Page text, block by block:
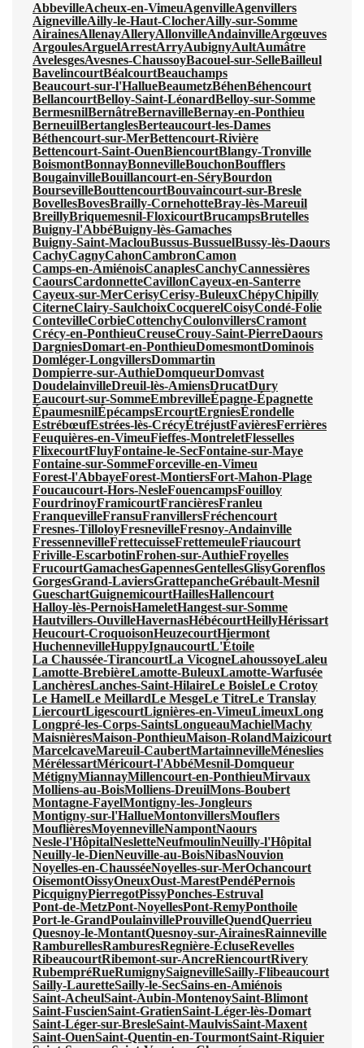
AbbevilleAcheux-en-VimeuAgenvilleAgenvillers
AignevilleAilly-le-Haut-ClocherAilly-sur-Somme
AirainesAllenayAlleryAllonvilleAndainvilleArgœuves
ArgoulesArguelArrestArryAubignyAultAumâtre
AvelesgesAvesnes-ChaussoyBacouel-sur-SelleBailleul
BavelincourtBéalcourtBeauchamps
Beaucourt-sur-l'HallueBeaumetzBéhenBéhencourt
BellancourtBelloy-Saint-LéonardBelloy-sur-Somme
BermesnilBernâtreBernavilleBernay-en-Ponthieu
BerneuilBertanglesBerteaucourt-les-Dames
Béthencourt-sur-MerBettencourt-Rivière
Bettencourt-Saint-OuenBiencourtBlangy-Tronville
BoismontBonnayBonnevilleBouchonBoufflers
BougainvilleBouillancourt-en-SéryBourdon
BoursevilleBouttencourtBouvaincourt-sur-Bresle
BovellesBovesBrailly-CornehotteBray-lès-Mareuil
BreillyBriquemesnil-FloxicourtBrucampsBrutelles
Buigny-l'AbbéBuigny-lès-Gamaches
Buigny-Saint-MaclouBussus-BussuelBussy-lès-Daours
CachyCagnyCahonCambronCamon
Camps-en-AmiénoisCanaplesCanchyCannessières
CaoursCardonnetteCavillonCayeux-en-Santerre
Cayeux-sur-MerCerisyCerisy-BuleuxChépyChipilly
CiterneClairy-SaulchoixCocquerelCoisyCondé-Folie
ContevilleCorbieCottenchyCoulonvillersCramont
Crécy-en-PonthieuCreuseCrouy-Saint-PierreDaours
DargniesDomart-en-PonthieuDomesmontDominois
Domléger-LongvillersDommartin
Dompierre-sur-AuthieDomqueurDomvast
DoudelainvilleDreuil-lès-AmiensDrucatDury
Eaucourt-sur-SommeEmbrevilleÉpagne-Épagnette
ÉpaumesnilÉpécampsErcourtErgniesÉrondelle
EstrébœufEstrées-lès-CrécyÉtréjustFavièresFerrières
Feuquières-en-VimeuFieffes-MontreletFlesselles
FlixecourtFluyFontaine-le-SecFontaine-sur-Maye
Fontaine-sur-SommeForceville-en-Vimeu
Forest-l'AbbayeForest-MontiersFort-Mahon-Plage
Foucaucourt-Hors-NesleFouencampsFouilloy
FourdrinoyFramicourtFrancièresFranleu
FranquevilleFransuFranvillersFréchencourt
Fresnes-TilloloyFresnevilleFresnoy-Andainville
FressennevilleFrettecuisseFrettemeuleFriaucourt
Friville-EscarbotinFrohen-sur-AuthieFroyelles
FrucourtGamachesGapennesGentellesGlisyGorenflos
GorgesGrand-LaviersGrattepancheGrébault-Mesnil
GueschartGuignemicourtHaillesHallencourt
Halloy-lès-PernoisHameletHangest-sur-Somme
Hautvillers-OuvilleHavernasHébécourtHeillyHérissart
Heucourt-CroquoisonHeuzecourtHiermont
HuchennevilleHuppyIgnaucourtL'Étoile
La Chaussée-TirancourtLa VicogneLahoussoyeLaleu
Lamotte-BrebièreLamotte-BuleuxLamotte-Warfusée
LanchèresLanches-Saint-HilaireLe BoisleLe Crotoy
Le HamelLe MeillardLe MesgeLe TitreLe Translay
LiercourtLigescourtLignières-en-VimeuLimeuxLong
Longpré-les-Corps-SaintsLongueauMachielMachy
MaisnièresMaison-PonthieuMaison-RolandMaizicourt
MarcelcaveMareuil-CaubertMartainnevilleMéneslies
MérélessartMéricourt-l'AbbéMesnil-Domqueur
MétignyMiannayMillencourt-en-PonthieuMirvaux
Molliens-au-BoisMolliens-DreuilMons-Boubert
Montagne-FayelMontigny-les-Jongleurs
Montigny-sur-l'HallueMontonvillersMouflers
MouflièresMoyennevilleNampontNaours
Nesle-l'HôpitalNesletteNeufmoulinNeuilly-l'Hôpital
Neuilly-le-DienNeuville-au-BoisNibasNouvion
Noyelles-en-ChausséeNoyelles-sur-MerOchancourt
OisemontOissyOneuxOust-MarestPendéPernois
PicquignyPierregotPissyPonches-Estruval
Pont-de-MetzPont-NoyellesPont-RemyPonthoile
Port-le-GrandPoulainvilleProuvilleQuendQuerrieu
Quesnoy-le-MontantQuesnoy-sur-AirainesRainneville
RamburellesRamburesRegnière-ÉcluseRevelles
RibeaucourtRibemont-sur-AncreRiencourtRivery
RubempréRueRumignySaignevilleSailly-Flibeaucourt
Sailly-LauretteSailly-le-SecSains-en-Amiénois
Saint-AcheulSaint-Aubin-MontenoySaint-Blimont
Saint-FuscienSaint-GratienSaint-Léger-lès-Domart
Saint-Léger-sur-BresleSaint-MaulvisSaint-Maxent
Saint-OuenSaint-Quentin-en-TourmontSaint-Riquier